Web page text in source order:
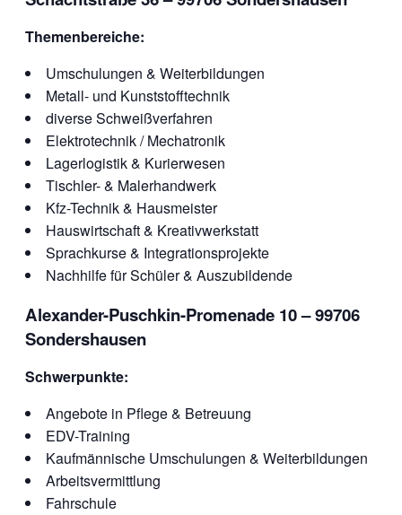
Themenbereiche:
Umschulungen & Weiterbildungen
Metall- und Kunststofftechnik
diverse Schweißverfahren
Elektrotechnik / Mechatronik
Lagerlogistik & Kurierwesen
Tischler- & Malerhandwerk
Kfz-Technik & Hausmeister
Hauswirtschaft & Kreativwerkstatt
Sprachkurse & Integrationsprojekte
Nachhilfe für Schüler & Auszubildende
Alexander-Puschkin-Promenade 10 – 99706
Sondershausen
Schwerpunkte:
Angebote in Pflege & Betreuung
EDV-Training
Kaufmännische Umschulungen & Weiterbildungen
Arbeitsvermittlung
Fahrschule